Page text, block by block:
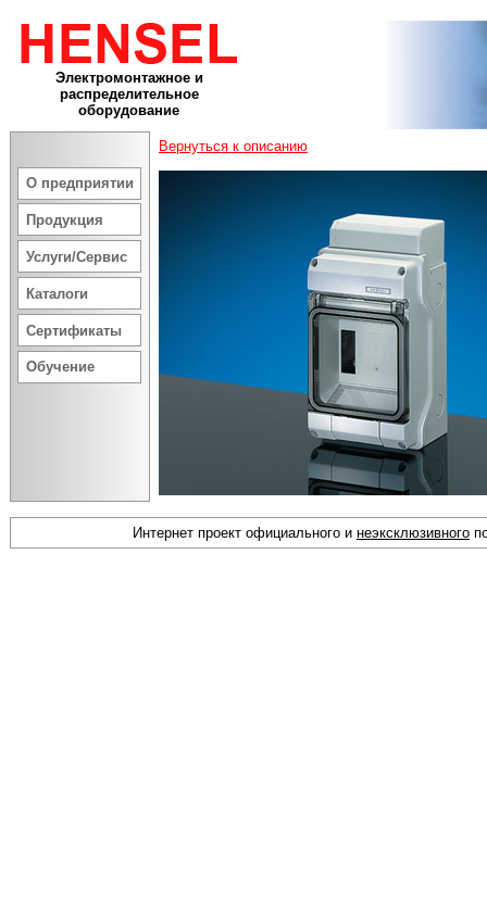
Электромонтажное и
распределительное
оборудование
О предприятии
Продукция
Услуги/Сервис
Каталоги
Сертификаты
Обучение
Вернуться к описанию
Интернет проект официального и неэксклюзивного